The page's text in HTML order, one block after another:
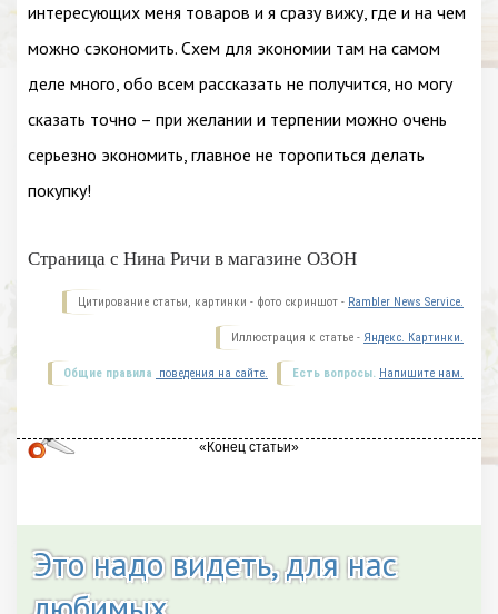
интересующих меня товаров и я сразу вижу, где и на чем
можно сэкономить. Схем для экономии там на самом
деле много, обо всем рассказать не получится, но могу
сказать точно – при желании и терпении можно очень
серьезно экономить, главное не торопиться делать
покупку!
Страница с Нина Ричи в магазине ОЗОН
Цитирование статьи, картинки - фото скриншот - Rambler News Service.
Иллюстрация к статье - Яндекс. Картинки.
Есть вопросы. Напишите нам.
Общие правила поведения на сайте.
Это надо видеть, для нас